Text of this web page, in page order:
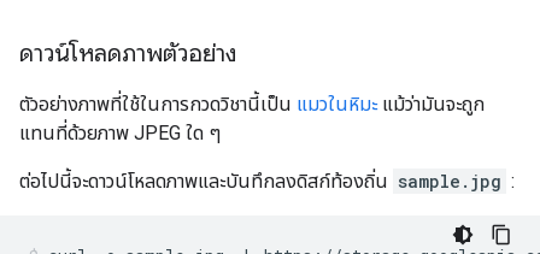
ดาวน์โหลดภาพตัวอย่าง
ตัวอย่างภาพที่ใช้ในการกวดวิชานี้เป็น แมวในหิมะแม้ว่ามันจะถูก
แทนที่ด้วยภาพ JPEG ใด ๆ
ต่อไปนี้จะดาวน์โหลดภาพและบันทึกลงดิสก์ท้องถิ่น sample.jpg :